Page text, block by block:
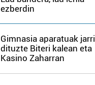
ezberdin
Gimnasia aparatuak jarri
dituzte Biteri kalean eta
Kasino Zaharran